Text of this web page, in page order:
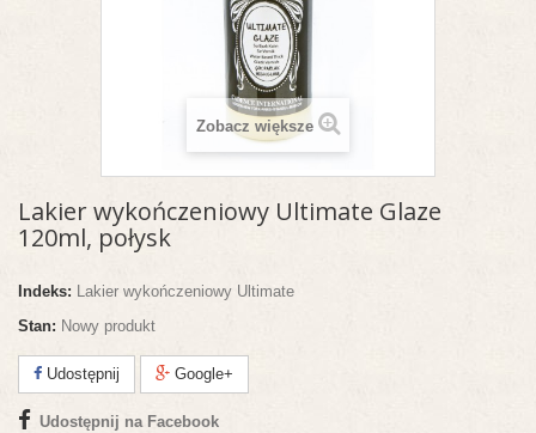
Zobacz większe
Lakier wykończeniowy Ultimate Glaze
120ml, połysk
Indeks: Lakier wykończeniowy Ultimate
Stan: Nowy produkt
Udostępnij Google+
Udostępnij na Facebook